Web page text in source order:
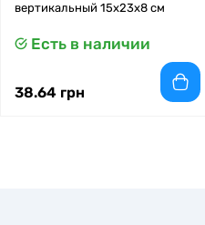
вертикальный 15x23x8 см
Есть в наличии
38.64 грн